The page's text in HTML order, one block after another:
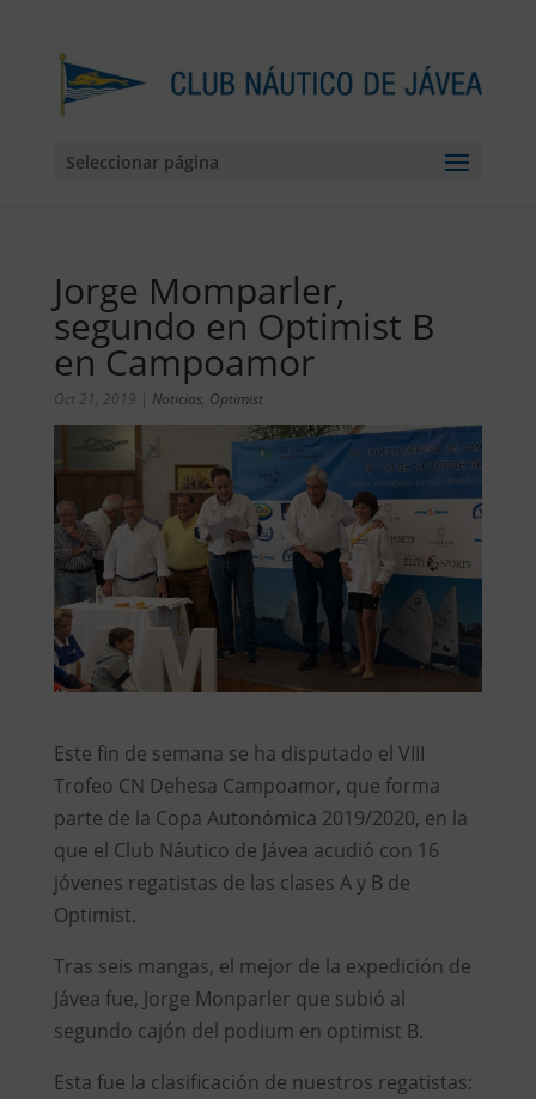
Seleccionar página
Jorge Momparler,
segundo en Optimist B
en Campoamor
Oct 21, 2019 | Noticias, Optimist
Este fin de semana se ha disputado el VIII
Trofeo CN Dehesa Campoamor, que forma
parte de la Copa Autonómica 2019/2020, en la
que el Club Náutico de Jávea acudió con 16
jóvenes regatistas de las clases A y B de
Optimist.
Tras seis mangas, el mejor de la expedición de
Jávea fue, Jorge Monparler que subió al
segundo cajón del podium en optimist B.
Esta fue la clasificación de nuestros regatistas: